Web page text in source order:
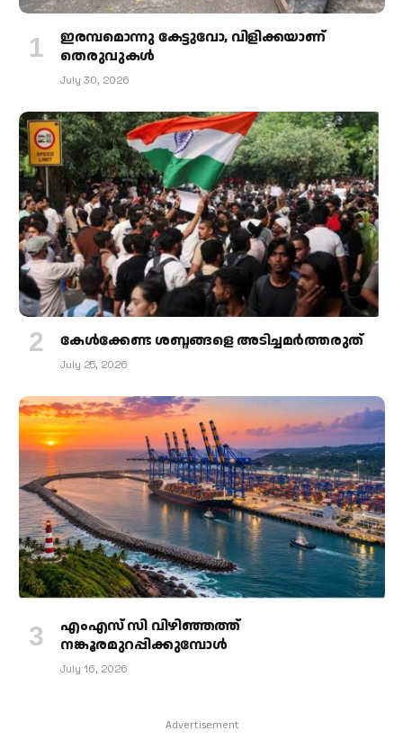
ഇരമ്പമൊന്നു കേട്ടുവോ, വിളിക്കയാണ്
തെരുവുകള്‍
July 30, 2026
കേള്‍ക്കേണ്ട ശബ്ദങ്ങളെ അടിച്ചമര്‍ത്തരുത്
July 25, 2026
എംഎസ് സി വിഴിഞ്ഞത്ത്
നങ്കൂരമുറപ്പിക്കുമ്പോള്‍
July 16, 2026
Advertisement